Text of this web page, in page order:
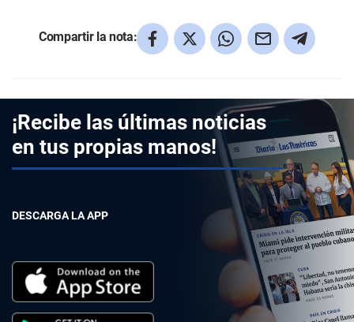
Compartir la nota:
¡Recibe las últimas noticias
en tus propias manos!
DESCARGA LA APP